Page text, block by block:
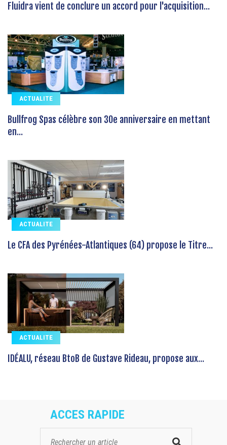
Fluidra vient de conclure un accord pour l'acquisition...
ACTUALITE
Bullfrog Spas célèbre son 30e anniversaire en mettant
en...
ACTUALITE
Le CFA des Pyrénées-Atlantiques (64) propose le Titre...
ACTUALITE
IDÉALU, réseau BtoB de Gustave Rideau, propose aux...
ACCES RAPIDE